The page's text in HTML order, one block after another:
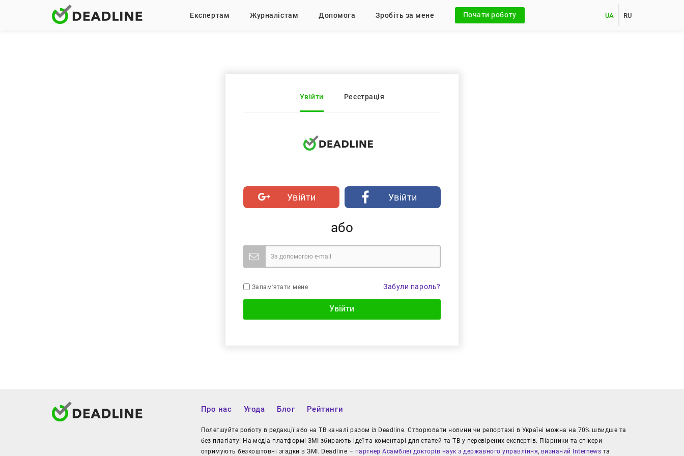
Експертам Журналістам Допомога Зробіть за мене Почати роботу UA RU
Увійти Реєстрація
Увійти Увійти
або
Запам'ятати мене Забули пароль?
Увійти
Про нас Угода Блог Рейтинги
Полегшуйте роботу в редакції або на ТВ каналі разом із Deadline. Створювати новини чи репортажі в Україні можна на 70% швидше та
без плагіату! На медіа-платформі ЗМІ збирають ідеї та коментарі для статей та ТВ у перевірених експертів. Піарники та спікери
отримують безкоштовні згадки в ЗМІ. Deadline – партнер Асамблеї докторів наук з державного управління, визнаний Internews та